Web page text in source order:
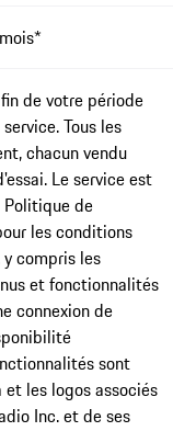
de votre période
Tous les
chacun vendu
Le service est
Politique de
les conditions
compris les
et fonctionnalités
connexion de
sont
les logos associés
Inc. et de ses